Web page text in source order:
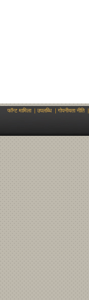
फॉन्ट मामिला| उपलब्धि | गोपनीयता नीति|